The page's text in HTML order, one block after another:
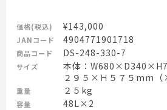
価格(税込) ¥143,000
JANコード 4904771901718
商品コード DS-248-330-7
サイズ
本体：
２９５×Ｈ５７５mm（
重量 ２５kg
容量 48L×2